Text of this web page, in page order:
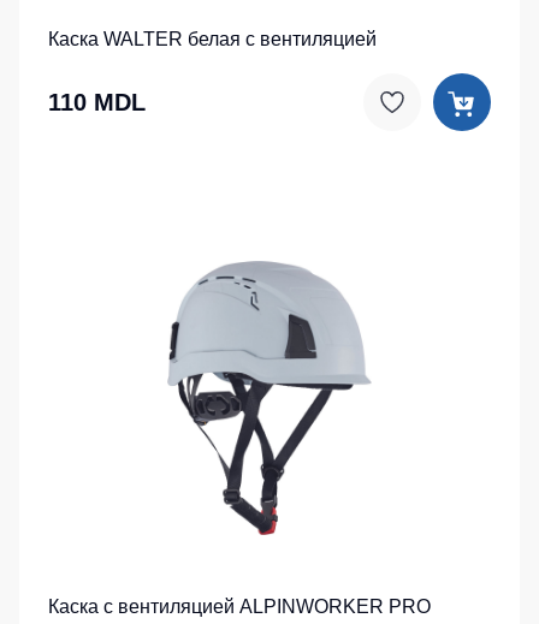
Каска WALTER белая с вентиляцией
110 MDL
Каска с вентиляцией ALPINWORKER PRO